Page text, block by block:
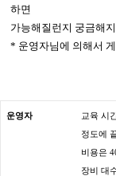
하면
가능해질런지 궁금해
* 운영자님에 의해서
운영자 교육 시
정도에
비용은
장비 대